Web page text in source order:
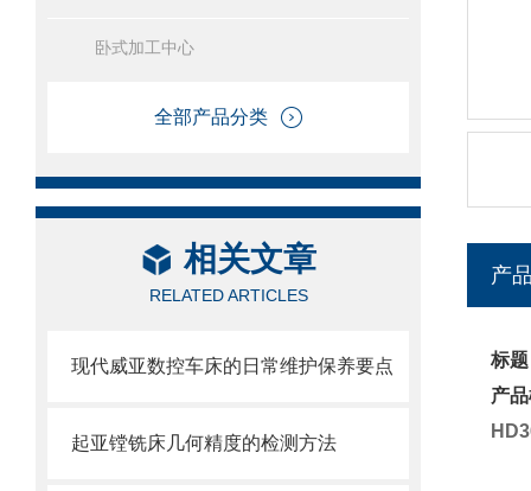
卧式加工中心
全部产品分类
相关文章
RELATED ARTICLES
现代威亚数控车床的日常维护保养要点
起亚镗铣床几何精度的检测方法
产
标
产